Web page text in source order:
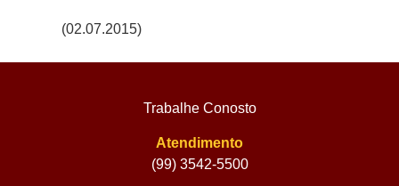
(02.07.2015)
Trabalhe Conosto
Atendimento
(99) 3542-5500